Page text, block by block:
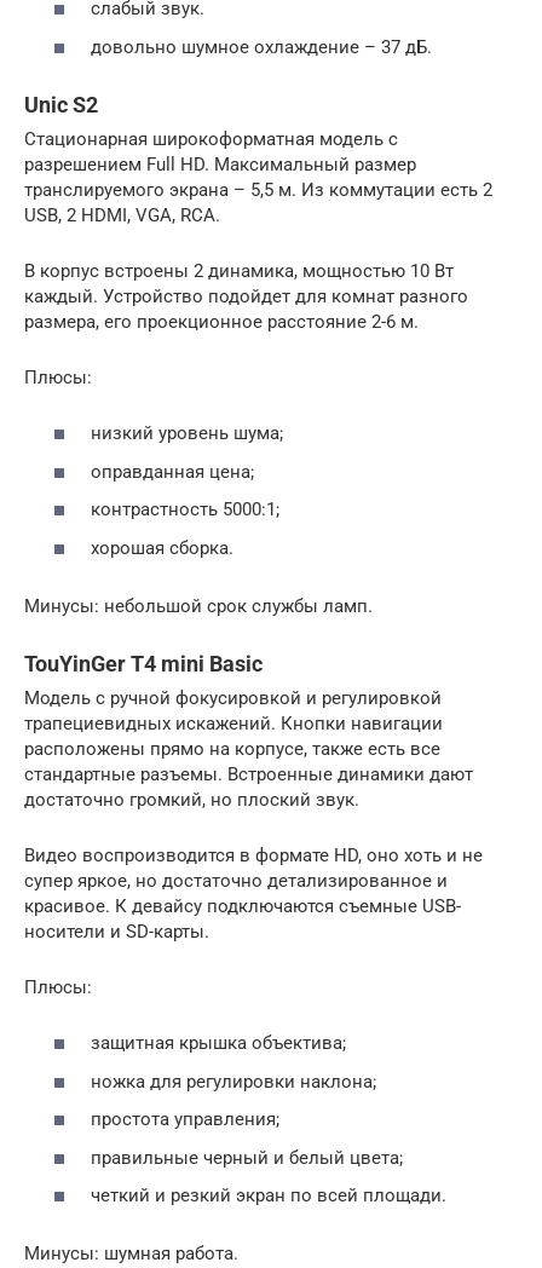
слабый звук.
довольно шумное охлаждение – 37 дБ.
Unic S2
Стационарная широкоформатная модель с
разрешением Full HD. Максимальный размер
транслируемого экрана – 5,5 м. Из коммутации есть 2
USB, 2 HDMI, VGA, RCA.
В корпус встроены 2 динамика, мощностью 10 Вт
каждый. Устройство подойдет для комнат разного
размера, его проекционное расстояние 2-6 м.
Плюсы:
низкий уровень шума;
оправданная цена;
контрастность 5000:1;
хорошая сборка.
Минусы: небольшой срок службы ламп.
TouYinGer T4 mini Basic
Модель с ручной фокусировкой и регулировкой
трапециевидных искажений. Кнопки навигации
расположены прямо на корпусе, также есть все
стандартные разъемы. Встроенные динамики дают
достаточно громкий, но плоский звук.
Видео воспроизводится в формате HD, оно хоть и не
супер яркое, но достаточно детализированное и
красивое. К девайсу подключаются съемные USB-
носители и SD-карты.
Плюсы:
защитная крышка объектива;
ножка для регулировки наклона;
простота управления;
правильные черный и белый цвета;
четкий и резкий экран по всей площади.
Минусы: шумная работа.